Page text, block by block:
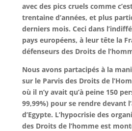
avec des pics cruels comme
trentaine d’années, et plus
derniers mois. Ceci dans
pays européens, à leur tête la
défenseurs des Droits de
Nous avons partacipés à la
sur le Parvis des Droits de
où il n’y avait qu’à peine 150
99,99%) pour se rendre devant
d’Egypte. L’hypocrisie des
des Droits de l’homme est